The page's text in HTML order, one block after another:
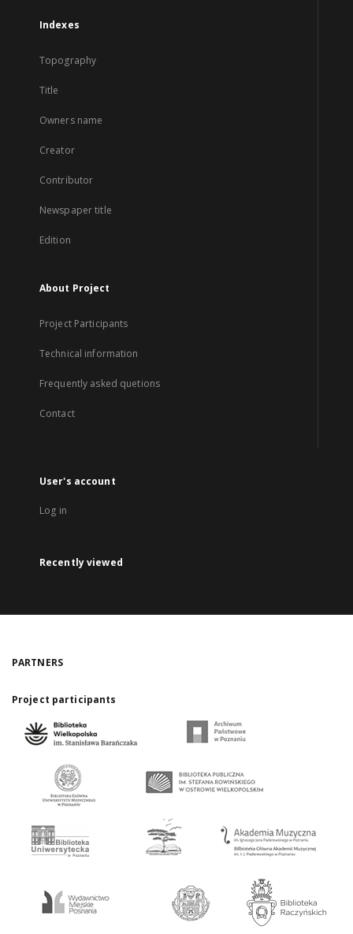
Indexes
Topography
Title
Owners name
Creator
Contributor
Newspaper title
Edition
About Project
Project Participants
Technical information
Frequently asked quetions
Contact
User's account
Log in
Recently viewed
PARTNERS
Project participants